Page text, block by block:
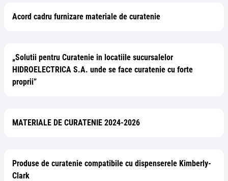
Acord cadru furnizare materiale de curatenie
„Solutii pentru Curatenie in locatiile sucursalelor
HIDROELECTRICA S.A. unde se face curatenie cu forte
proprii”
MATERIALE DE CURATENIE 2024-2026
Produse de curatenie compatibile cu dispenserele Kimberly-
Clark